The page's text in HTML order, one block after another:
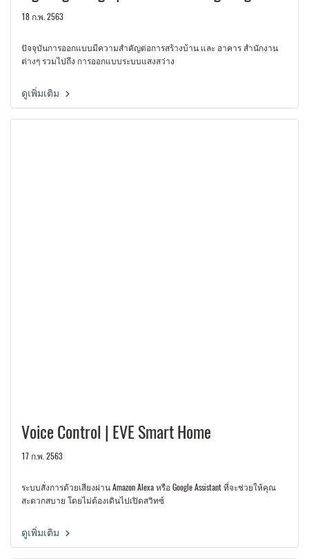
18 ก.พ. 2563
ปัจจุบันการออกแบบมีความสำคัญต่อการสร้างบ้าน และ อาคาร สำนักงาน
ต่างๆ รวมไปถึง การออกแบบระบบแสงสว่าง
ดูเพิ่มเติม
Voice Control | EVE Smart Home
17 ก.พ. 2563
ระบบสั่งการด้วยเสียงผ่าน Amazon Alexa หรือ Google Assistant ที่จะช่วยให้คุณ
สะดวกสบาย โดยไม่ต้องเดินไปเปิดสวิทซ์
ดูเพิ่มเติม